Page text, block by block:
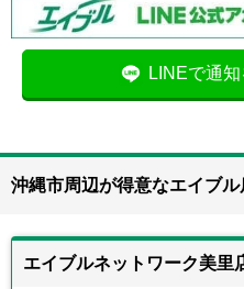
LINEで通
沖縄市周辺が得意なエイブル
エイブルネットワーク美里